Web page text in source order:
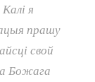
я
прашу
свой
Божага